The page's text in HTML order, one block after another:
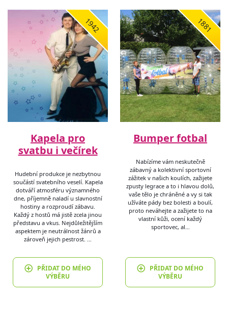
1942
Kapela pro
svatbu i večírek
Hudební produkce je nezbytnou
součástí svatebního veselí. Kapela
dotváří atmosféru významného
dne, příjemně naladí u slavnostní
hostiny a rozproudí zábavu.
Každý z hostů má jistě zcela jinou
představu a vkus. Nejdůležitějším
aspektem je neutrálnost žánrů a
zároveň jejich pestrost. …
PŘIDAT DO MÉHO
VÝBĚRU
1881
Bumper fotbal
Nabízíme vám neskutečně
zábavný a kolektivní sportovní
zážitek v našich koulích, zažijete
zpusty legrace a to i hlavou dolů,
vaše tělo je chráněné a vy si tak
užíváte pády bez bolesti a boulí,
proto neváhejte a zažijete to na
vlastní kůži, ocení každý
sportovec, al…
PŘIDAT DO MÉHO
VÝBĚRU